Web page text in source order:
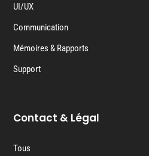
UI/UX
Communication
Mémoires & Rapports
Support
Contact & Légal
Tous